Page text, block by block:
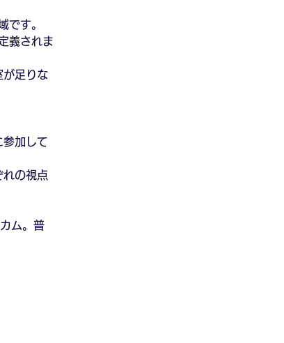
です。
義されま
が足りな
参加して
れの視点
ム。普